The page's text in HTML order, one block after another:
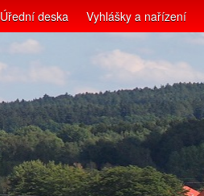
Úřední deska Vyhlášky a nařízení